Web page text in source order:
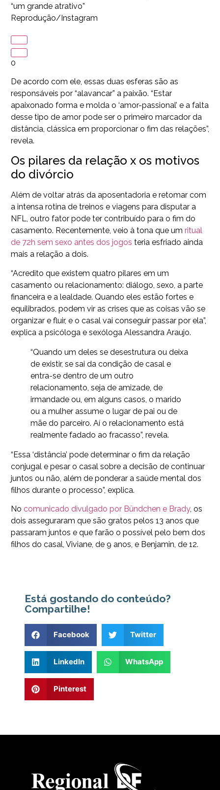
“um grande atrativo”
Reprodução/Instagram
0
De acordo com ele, essas duas esferas são as
responsáveis por “alavancar” a paixão. “Estar
apaixonado forma e molda o ‘amor-passional’ e a falta
desse tipo de amor pode ser o primeiro marcador da
distância, clássica em proporcionar o fim das relações”,
revela.
Os pilares da relação x os motivos
do divórcio
Além de voltar atrás da aposentadoria e retomar com
a intensa rotina de treinos e viagens para disputar a
NFL, outro fator pode ter contribuído para o fim do
casamento. Recentemente, veio à tona que um ritual
de 72h sem sexo antes dos jogos teria esfriado ainda
mais a relação a dois.
“Acredito que existem quatro pilares em um
casamento ou relacionamento: diálogo, sexo, a parte
financeira e a lealdade. Quando eles estão fortes e
equilibrados, podem vir as crises que as coisas vão se
organizar e fluir, e o casal vai conseguir passar por ela”,
explica a psicóloga e sexóloga Alessandra Araujo.
“Quando um deles se desestrutura ou deixa
de existir, se sai da condição de casal e
entra-se dentro de um outro
relacionamento, seja de amizade, de
irmandade ou, em alguns casos, o marido
ou a mulher assume o lugar de pai ou de
mãe do parceiro. Aí o relacionamento está
realmente fadado ao fracasso”, revela.
“Essa ‘distância’ pode determinar o fim da relação
conjugal e pesar o casal sobre a decisão de continuar
juntos ou não, além de ponderar a saúde mental dos
filhos durante o processo”, explica.
No comunicado divulgado por Bündchen e Brady, os
dois asseguraram que são gratos pelos 13 anos que
passaram juntos e que farão o possível pelo bem dos
filhos do casal, Viviane, de 9 anos, e Benjamin, de 12.
Está gostando do conteúdo?
Compartilhe!
Facebook Twitter
LinkedIn WhatsApp
Pinterest